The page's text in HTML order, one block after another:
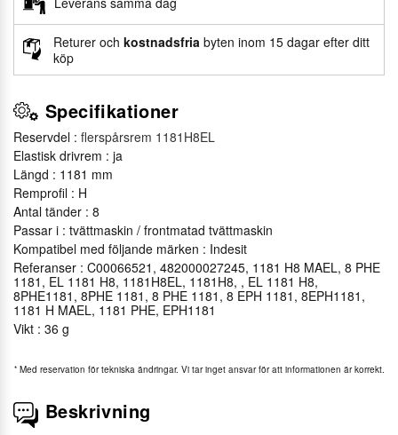
Returer ochkostnadsfria byten inom 15 dagar efter ditt
köp
Specifikationer
Reservdel : flerspårsrem 1181H8EL
Elastisk drivrem : ja
Längd : 1181 mm
Remprofil : H
Antal tänder : 8
Passar i : tvättmaskin / frontmatad tvättmaskin
Kompatibel med följande märken : Indesit
Referanser : C00066521, 482000027245, 1181 H8 MAEL, 8 PHE
1181, EL 1181 H8, 1181H8EL, 1181H8, , EL 1181 H8,
8PHE1181, 8PHE 1181, 8 PHE 1181, 8 EPH 1181, 8EPH1181,
1181 H MAEL, 1181 PHE, EPH1181
Vikt : 36 g
* Med reservation för tekniska ändringar. Vi tar inget ansvar för att informationen är korrekt.
Beskrivning